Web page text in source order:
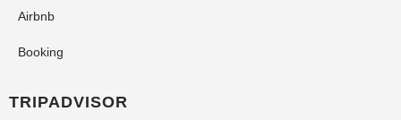
Airbnb
Booking
TRIPADVISOR